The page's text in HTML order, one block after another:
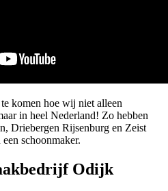
komen hoe wij niet alleen
in heel Nederland! Zo hebben
Driebergen Rijsenburg en Zeist
schoonmaker.
Odijk